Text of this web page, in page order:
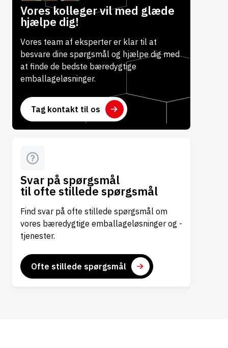
Vores kolleger vil med glæde
hjælpe dig!
Vores team af eksperter er klar til at
besvare dine spørgsmål og hjælpe dig med
at finde de bedste bæredygtige
emballageløsninger.
Tag kontakt til os
Svar på spørgsmål
til ofte stillede spørgsmål
Find svar på ofte stillede spørgsmål om
vores bæredygtige emballageløsninger og -
tjenester.
Ofte stillede spørgsmål